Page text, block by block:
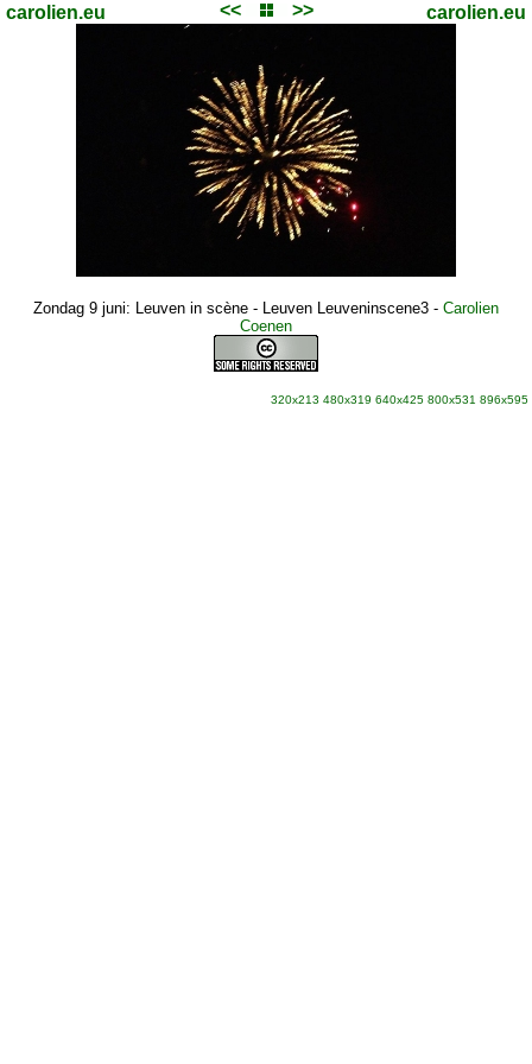
carolien.eu << >> carolien.eu
Zondag 9 juni: Leuven in scène - Leuven Leuveninscene3 - Carolien
Coenen
320x213 480x319 640x425 800x531 896x595